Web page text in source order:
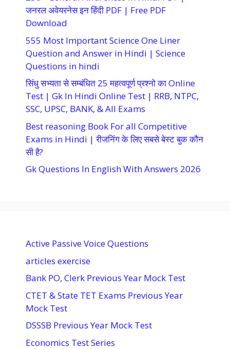
जनरल अवेयरनेस इन हिंदी PDF | Free PDF
Download
555 Most Important Science One Liner
Question and Answer in Hindi | Science
Questions in hindi
सिंधु सभ्यता से सम्बंधित 25 महत्वपूर्ण प्रश्नो का Online
Test | Gk In Hindi Online Test | RRB, NTPC,
SSC, UPSC, BANK, & All Exams
Best reasoning Book For all Competitive
Exams in Hindi | रीजनिंग के लिए सबसे बेस्ट बुक कौन
सी है?
Gk Questions In English With Answers 2026
Active Passive Voice Questions
articles exercise
Bank PO, Clerk Previous Year Mock Test
CTET & State TET Exams Previous Year
Mock Test
DSSSB Previous Year Mock Test
Economics Test Series